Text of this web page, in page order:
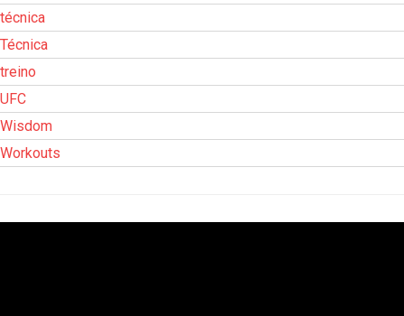
técnica
Técnica
treino
UFC
Wisdom
Workouts